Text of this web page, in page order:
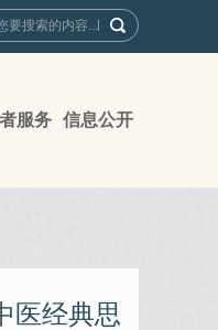
服务 信息公开
医经典思